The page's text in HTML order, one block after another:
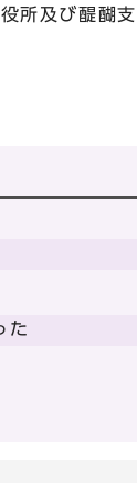
所及び醍醐
た